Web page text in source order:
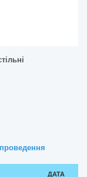
ДАТА